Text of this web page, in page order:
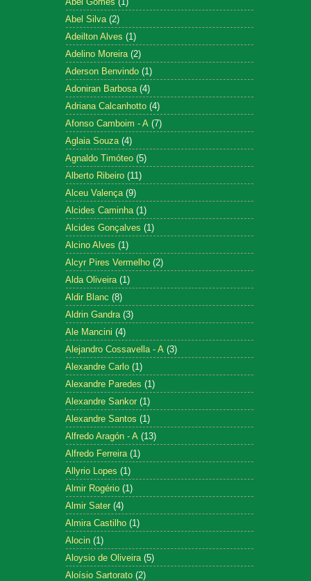
Abel Silva (2)
Adeilton Alves (1)
Adelino Moreira (2)
Aderson Benvindo (1)
Adoniran Barbosa (4)
Adriana Calcanhotto (4)
Afonso Camboim - A (7)
Aglaia Souza (4)
Agnaldo Timóteo (5)
Alberto Ribeiro (11)
Alceu Valença (9)
Alcides Caminha (1)
Alcides Gonçalves (1)
Alcino Alves (1)
Alcyr Pires Vermelho (2)
Alda Oliveira (1)
Aldir Blanc (8)
Aldrin Gandra (3)
Ale Mancini (4)
Alejandro Cossavella - A (3)
Alexandre Carlo (1)
Alexandre Paredes (1)
Alexandre Sankor (1)
Alexandre Santos (1)
Alfredo Aragón - A (13)
Alfredo Ferreira (1)
Allyrio Lopes (1)
Almir Rogério (1)
Almir Sater (4)
Almira Castilho (1)
Alocin (1)
Aloysio de Oliveira (5)
Aloísio Sartorato (2)